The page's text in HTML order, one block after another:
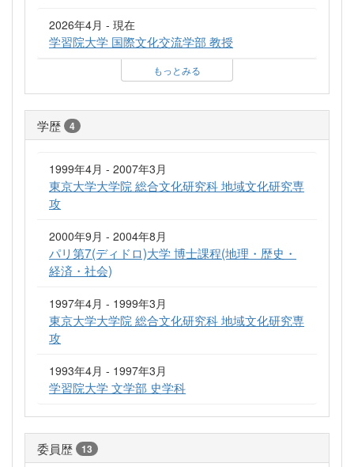
2026年4月 - 現在
学習院大学 国際文化交流学部 教授
もっとみる
学歴 4
1999年4月 - 2007年3月
東京大学大学院 総合文化研究科 地域文化研究専
攻
2000年9月 - 2004年8月
パリ第7(ディドロ)大学 博士課程(地理・歴史・
経済・社会)
1997年4月 - 1999年3月
東京大学大学院 総合文化研究科 地域文化研究専
攻
1993年4月 - 1997年3月
学習院大学 文学部 史学科
委員歴 13